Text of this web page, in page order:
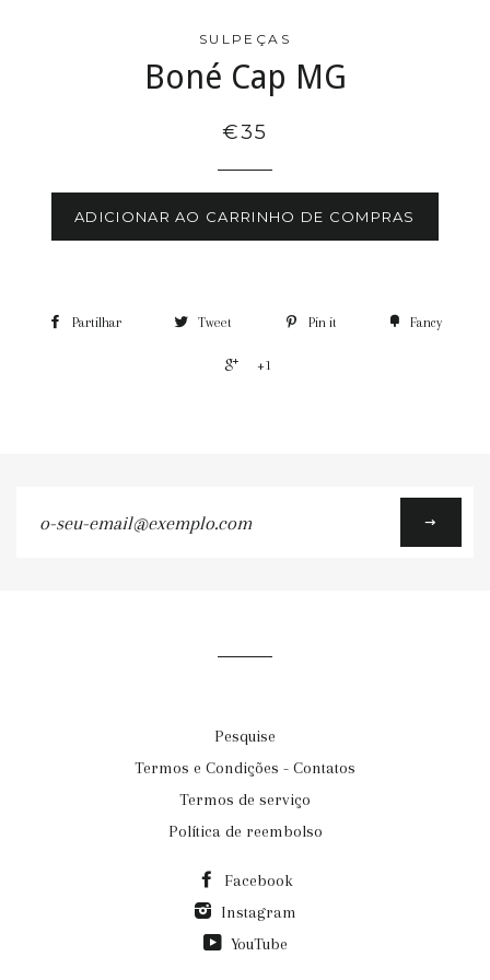
SULPEÇAS
Boné Cap MG
€35
ADICIONAR AO CARRINHO DE COMPRAS
Partilhar Tweet Pin it Fancy
+1
Pesquise
Termos e Condições - Contatos
Termos de serviço
Política de reembolso
Facebook
Instagram
YouTube